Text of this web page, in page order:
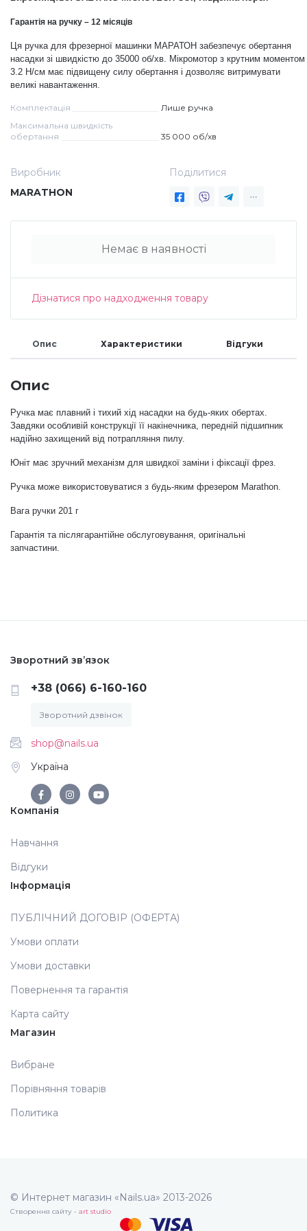
Дезінфекція та стерилізація
Декор для нігтів
Трикутники (каміфубукі)
Наклейки гнучкі лінії
Наліпки гнучкі лінії
Бульонки
Блискітки (пісок для нігтів)
Каміфубукі (конфетті)
Слюда
Брокат
Інші прикраси
Навчання
Гарантія на ручку – 12 місяців
Ця ручка для фрезерної машинки МАРАТОН забезпечує обертання
насадки зі швидкістю до 35000 об/хв. Мікромотор з крутним моментом
3.2 Н/см має підвищену силу обертання і дозволяє витримувати
великі навантаження.
Комплектація
Лише ручка
Максимальна швидкість
обертання
35 000 об/хв
Виробник
MARATHON
Поділитися
Немає в наявності
Дізнатися про надходження товару
Опис Характеристики Відгуки
Опис
Ручка має плавний і тихий хід насадки на будь-яких обертах.
Завдяки особливій конструкції її накінечника, передній підшипник
надійно захищений від потрапляння пилу.
Юніт має зручний механізм для швидкої заміни і фіксації фрез.
Ручка може використовуватися з будь-яким фрезером Marathon.
Вага ручки 201 г
Гарантія та післягарантійне обслуговування, оригінальні
запчастини.
Зворотний зв’язок
+38 (066) 6-160-160
Зворотний дзвінок
shop@nails.ua
Україна
Компанія
Навчання
Відгуки
Інформація
ПУБЛІЧНИЙ ДОГОВІР (ОФЕРТА)
Умови оплати
Умови доставки
Повернення та гарантія
Карта сайту
Магазин
Вибране
Порівняння товарів
Политика
© Интернет магазин «Nails.ua» 2013-2026
Створення сайту - art studio